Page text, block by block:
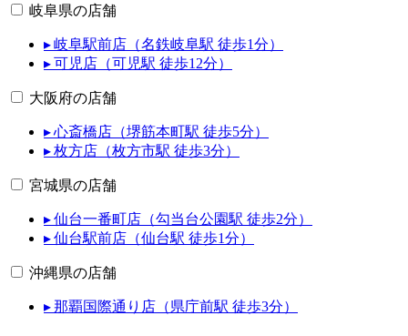
岐阜県の店舗
▸ 岐阜駅前店（名鉄岐阜駅 徒歩1分）
▸ 可児店（可児駅 徒歩12分）
大阪府の店舗
▸ 心斎橋店（堺筋本町駅 徒歩5分）
▸ 枚方店（枚方市駅 徒歩3分）
宮城県の店舗
▸ 仙台一番町店（勾当台公園駅 徒歩2分）
▸ 仙台駅前店（仙台駅 徒歩1分）
沖縄県の店舗
▸ 那覇国際通り店（県庁前駅 徒歩3分）